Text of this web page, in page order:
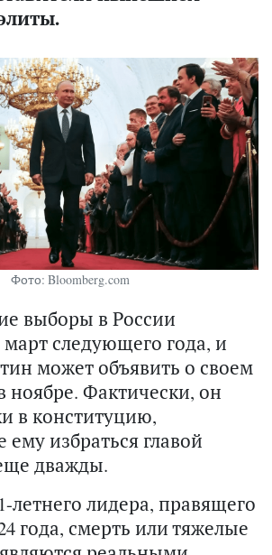
Фото: Bloomberg.com
выборы в России
следующего года, и
может объявить о своем
ноябре. Фактически, он
в конституцию,
избраться главой
дважды.
летнего лидера, правящего
года, смерть или тяжелые